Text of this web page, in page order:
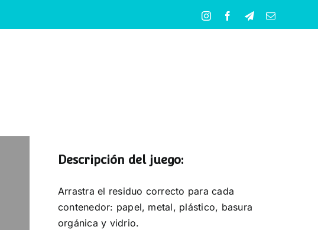
InstagramFacebookTelegramCorreo
Descripción del juego:
Arrastra el residuo correcto para cada
contenedor: papel, metal, plástico, basura
orgánica y vidrio.